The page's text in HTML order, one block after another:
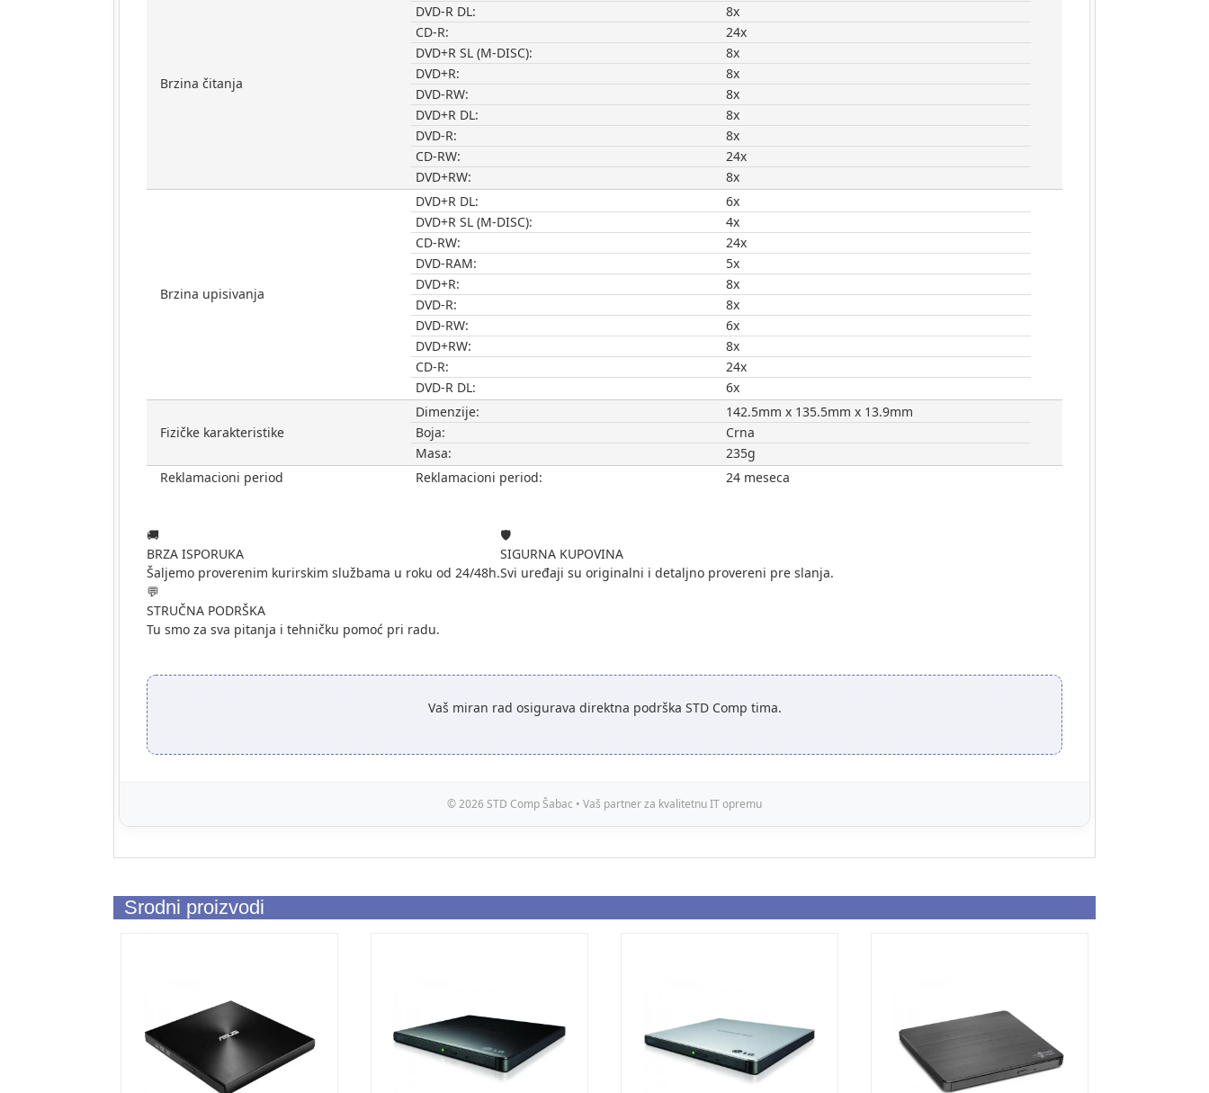
Brzina čitanja
DVD-R DL:
8x
CD-R:
24x
DVD+R SL (M-DISC):
8x
DVD+R:
8x
DVD-RW:
8x
DVD+R DL:
8x
DVD-R:
8x
CD-RW:
24x
DVD+RW:
8x
Brzina upisivanja
DVD+R DL:
6x
DVD+R SL (M-DISC):
4x
CD-RW:
24x
DVD-RAM:
5x
DVD+R:
8x
DVD-R:
8x
DVD-RW:
6x
DVD+RW:
8x
CD-R:
24x
DVD-R DL:
6x
Fizičke karakteristike
Dimenzije:
142.5mm x 135.5mm x 13.9mm
Boja:
Crna
Masa:
235g
Reklamacioni period
Reklamacioni period: 24 meseca
🚚
BRZA ISPORUKA
Šaljemo proverenim kurirskim službama u roku od 24/48h.
🛡️
SIGURNA KUPOVINA
Svi uređaji su originalni i detaljno provereni pre slanja.
💬
STRUČNA PODRŠKA
Tu smo za sva pitanja i tehničku pomoć pri radu.
Vaš miran rad osigurava direktna podrška STD Comp tima.
© 2026 STD Comp Šabac • Vaš partner za kvalitetnu IT opremu
Srodni proizvodi